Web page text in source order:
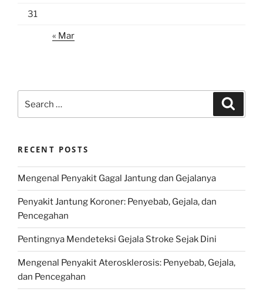
31
« Mar
for:
RECENT POSTS
Mengenal Penyakit Gagal Jantung dan Gejalanya
Penyakit Jantung Koroner: Penyebab, Gejala, dan
Pencegahan
Pentingnya Mendeteksi Gejala Stroke Sejak Dini
Mengenal Penyakit Aterosklerosis: Penyebab, Gejala,
dan Pencegahan